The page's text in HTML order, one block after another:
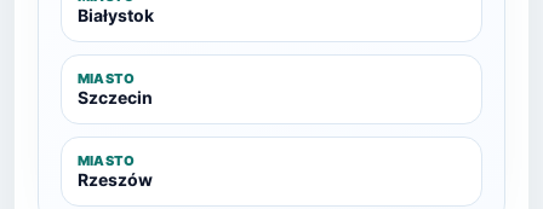
Białystok
MIASTO
Szczecin
MIASTO
Rzeszów